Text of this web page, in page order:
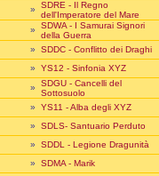
» SDRE - Il Regno
dell'Imperatore del Mare
» SDWA - I Samurai Signori
della Guerra
» SDDC - Conflitto dei Draghi
» YS12 - Sinfonia XYZ
» SDGU - Cancelli del
Sottosuolo
» YS11 - Alba degli XYZ
» SDLS- Santuario Perduto
» SDDL - Legione Dragunità
» SDMA - Marik